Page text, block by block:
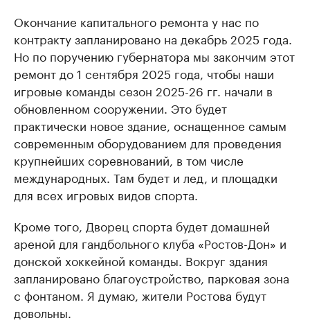
Окончание капитального ремонта у нас по
контракту запланировано на декабрь 2025 года.
Но по поручению губернатора мы закончим этот
ремонт до 1 сентября 2025 года, чтобы наши
игровые команды сезон 2025-26 гг. начали в
обновленном сооружении. Это будет
практически новое здание, оснащенное самым
современным оборудованием для проведения
крупнейших соревнований, в том числе
международных. Там будет и лед, и площадки
для всех игровых видов спорта.
Кроме того, Дворец спорта будет домашней
ареной для гандбольного клуба «Ростов-Дон» и
донской хоккейной команды. Вокруг здания
запланировано благоустройство, парковая зона
с фонтаном. Я думаю, жители Ростова будут
довольны.